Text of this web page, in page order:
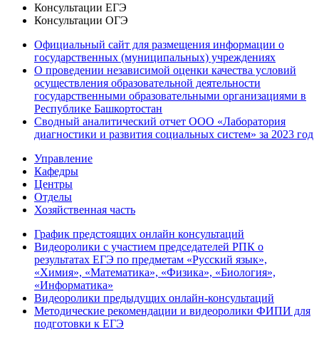
Консультации ЕГЭ
Консультации ОГЭ
Официальный сайт для размещения информации о
государственных (муниципальных) учреждениях
О проведении независимой оценки качества условий
осуществления образовательной деятельности
государственными образовательными организациями в
Республике Башкортостан
Сводный аналитический отчет ООО «Лаборатория
диагностики и развития социальных систем» за 2023 год
Управление
Кафедры
Центры
Отделы
Хозяйственная часть
График предстоящих онлайн консультаций
Видеоролики с участием председателей РПК о
результатах ЕГЭ по предметам «Русский язык»,
«Химия», «Математика», «Физика», «Биология»,
«Информатика»
Видеоролики предыдущих онлайн-консультаций
Методические рекомендации и видеоролики ФИПИ для
подготовки к ЕГЭ